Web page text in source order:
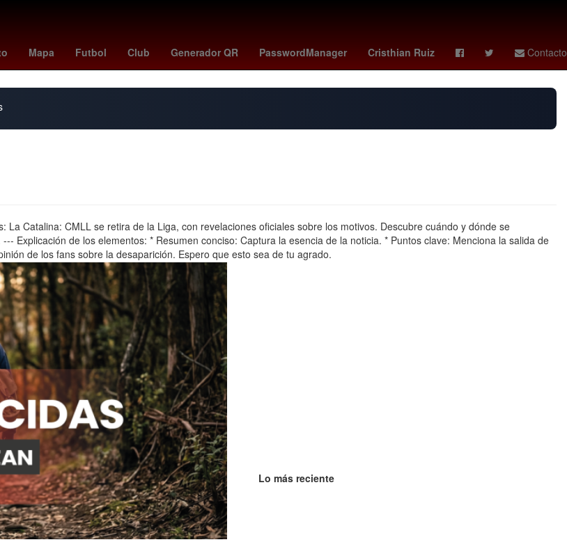
Mapa Futbol Club Generador QR PasswordManager Cristhian Ruiz Contacto
clima mexicali Play-off andré jardine kate middleton deportivo - sporting gijón gema
Catalina: CMLL se retira de la Liga, con revelaciones oficiales sobre los motivos. Descubre cuándo y dónde se
Explicación de los elementos: * Resumen conciso: Captura la esencia de la noticia. * Puntos clave: Menciona la salida de
de los fans sobre la desaparición. Espero que esto sea de tu agrado.
Lo más reciente